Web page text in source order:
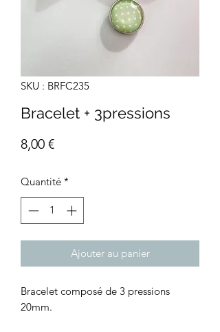
SKU : BRFC235
Bracelet + 3pressions
8,00 €Prix
Quantité *
Ajouter au panier
Bracelet composé de 3 pressions
20mm.